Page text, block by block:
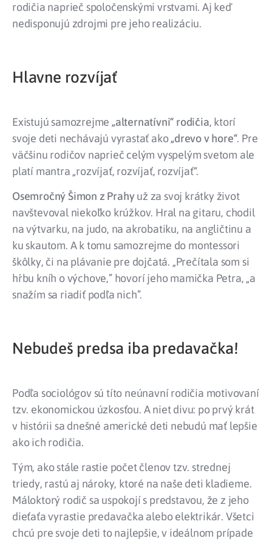
rodičia naprieč spoločenskými vrstvami. Aj keď
nedisponujú zdrojmi pre jeho realizáciu.
Hlavne rozvíjať
Existujú samozrejme „alternatívni“ rodičia, ktorí
svoje deti nechávajú vyrastať ako„drevo v hore“. Pre
väčšinu rodičov naprieč celým vyspelým svetom ale
platí mantra „rozvíjať, rozvíjať, rozvíjať“.
Osemročný Šimon z Prahyuž za svoj krátky život
navštevoval niekoľko krúžkov. Hral na gitaru, chodil
na výtvarku, na judo, na akrobatiku, na angličtinu a
ku skautom. A k tomu samozrejme do montessori
škôlky, či na plávanie pre dojčatá. „Prečítala som si
hŕbu kníh o výchove,” hovorí jeho mamička Petra, „a
snažím sa riadiť podľa nich”.
Nebudeš predsa iba predavačka!
Podľa sociológov sú títo neúnavní rodičia motivovaní
tzv. ekonomickou úzkosťou. A niet divu: po prvý krát
v histórii sa dnešné americké deti nebudú mať lepšie
ako ich rodičia.
Tým, ako stále rastie počet členov tzv. strednej
triedy, rastú aj nároky, ktoré na naše deti kladieme.
Máloktorý rodič sa uspokojí s predstavou, že z jeho
dieťaťa vyrastie predavačka alebo elektrikár. Všetci
chcú pre svoje deti to najlepšie, v ideálnom prípade